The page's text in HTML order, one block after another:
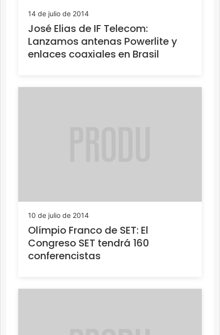
14 de julio de 2014
José Elias de IF Telecom:
Lanzamos antenas Powerlite y
enlaces coaxiales en Brasil
10 de julio de 2014
Olímpio Franco de SET: El
Congreso SET tendrá 160
conferencistas